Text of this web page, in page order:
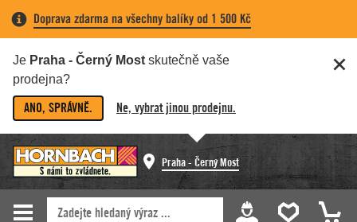
Doprava zdarma na všechny balíky od 1 500 Kč
Je Praha - Černý Most skutečně vaše
prodejna?
ANO, SPRÁVNĚ. Ne, vybrat jinou prodejnu.
Praha - Černý Most